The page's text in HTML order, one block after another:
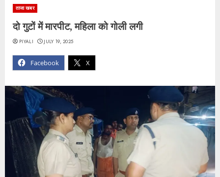
ताजा खबर
दो गुटों में मारपीट, महिला को गोली लगी
Facebook X
PIYALI JULY 19, 2025